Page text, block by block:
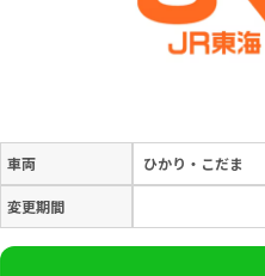
車両 ひかり・こだま
変更期間